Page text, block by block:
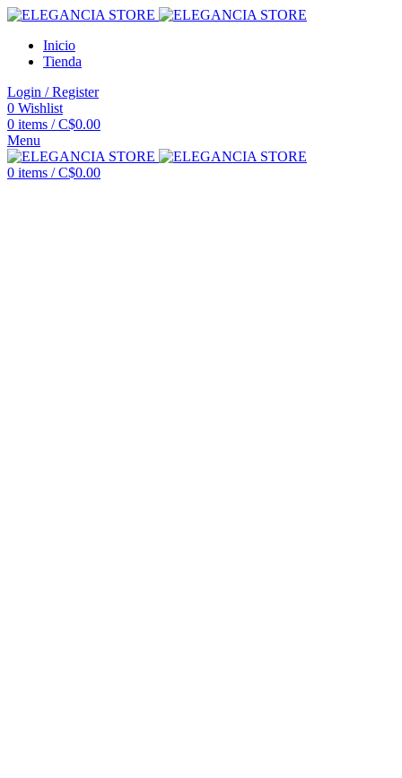
Inicio
Tienda
Login / Register
0 Wishlist
0 items / C$0.00
Menu
0 items / C$0.00